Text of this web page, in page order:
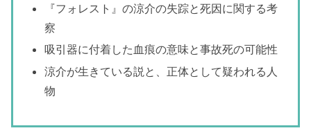
『フォレスト』の涼介の失踪と死因に関する考
察
吸引器に付着した血痕の意味と事故死の可能性
涼介が生きている説と、正体として疑われる人
物